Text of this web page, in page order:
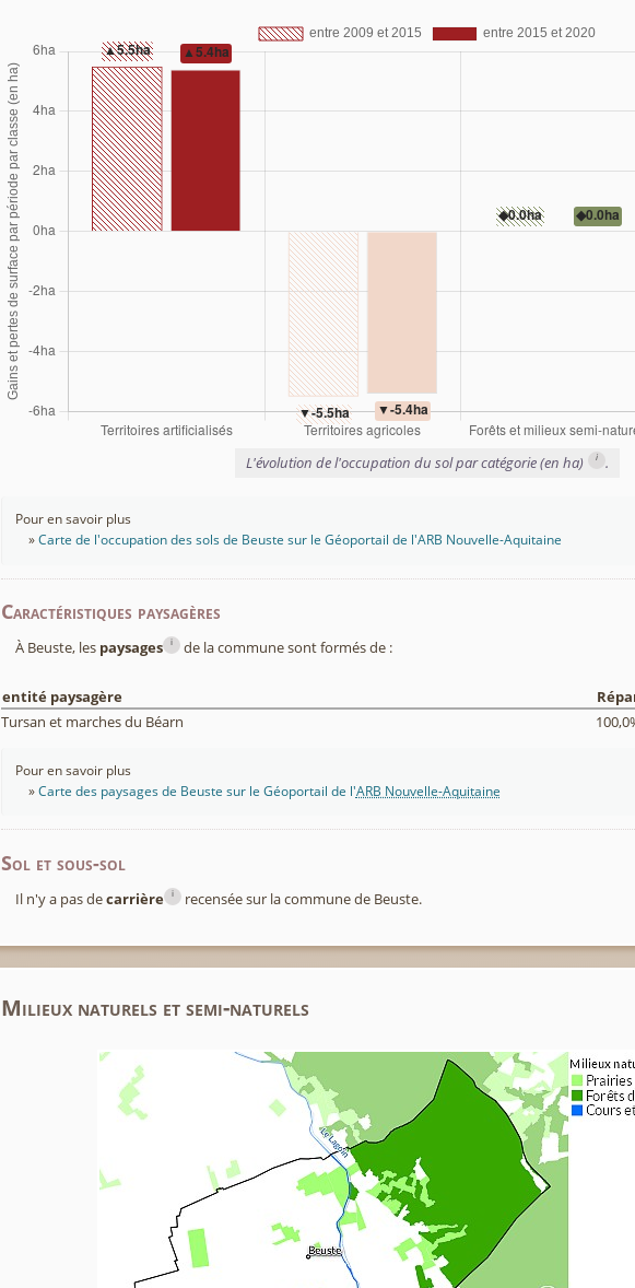
L'évolution de l'occupation du sol par catégorie (en ha) i .
Pour en savoir plus
Carte de l'occupation des sols de Beuste sur le Géoportail de l'ARB Nouvelle-Aquitaine
Caractéristiques paysagères
À Beuste, les paysages i de la commune sont formés de :
entité paysagère
Tursan et marches du Béarn
Pour en savoir plus
Carte des paysages de Beuste sur le Géoportail de l'ARB Nouvelle-Aquitaine
Sol et sous-sol
Il n'y a pas decarrière i recensée sur la commune de Beuste.
Milieux naturels et semi-naturels